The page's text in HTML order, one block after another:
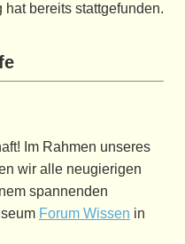
hat bereits stattgefunden.
Im Rahmen unseres
wir alle neugierigen
spannenden
Forum Wissen in